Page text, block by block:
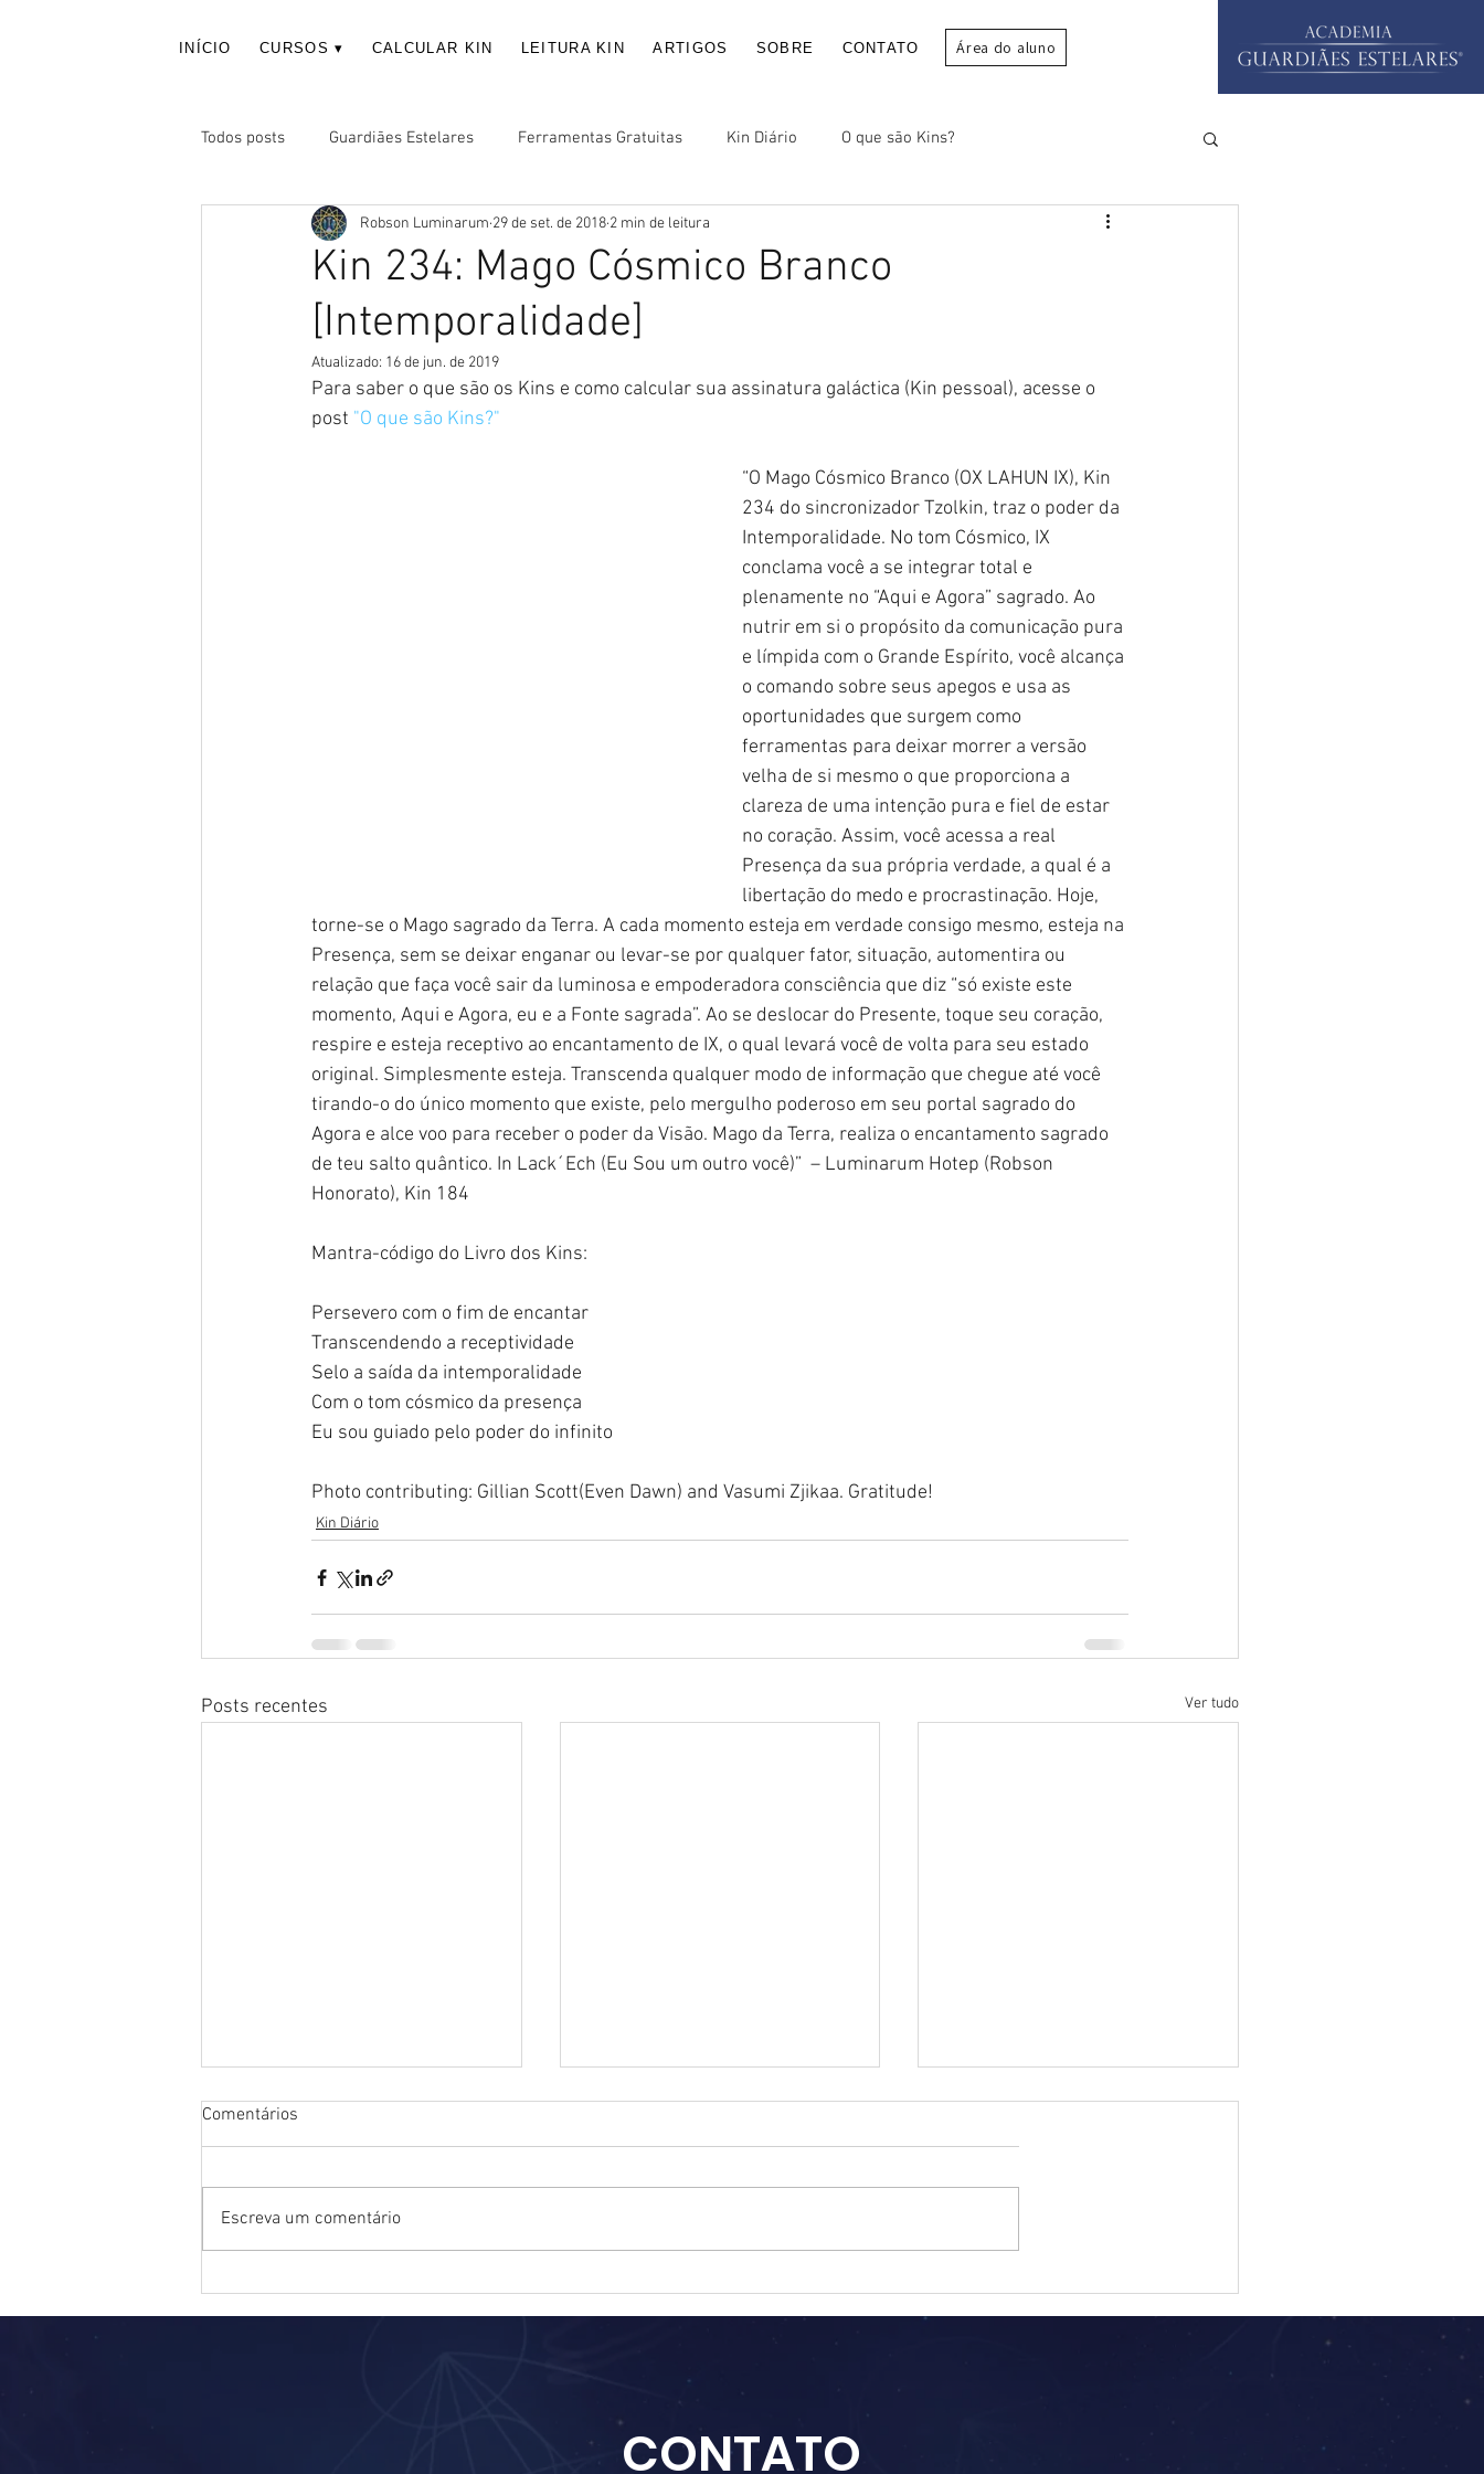
INÍCIO CURSOS ▾ CALCULAR KIN LEITURA KIN ARTIGOS SOBRE CONTATO Área do aluno
Todos posts Guardiães Estelares Ferramentas Gratuitas Kin Diário O que são Kins?
Kin 234: Mago Cósmico Branco
[Intemporalidade]
Robson Luminarum 29 de set. de 2018 2 min de leitura
Atualizado: 16 de jun. de 2019
Para saber o que são os Kins e como calcular sua assinatura galáctica (Kin pessoal), acesse o
post "O que são Kins?"
“O Mago Cósmico Branco (OX LAHUN IX), Kin
234 do sincronizador Tzolkin, traz o poder da
Intemporalidade. No tom Cósmico, IX
conclama você a se integrar total e
plenamente no “Aqui e Agora” sagrado. Ao
nutrir em si o propósito da comunicação pura
e límpida com o Grande Espírito, você alcança
o comando sobre seus apegos e usa as
oportunidades que surgem como
ferramentas para deixar morrer a versão
velha de si mesmo o que proporciona a
clareza de uma intenção pura e fiel de estar
no coração. Assim, você acessa a real
Presença da sua própria verdade, a qual é a
libertação do medo e procrastinação. Hoje,
torne-se o Mago sagrado da Terra. A cada momento esteja em verdade consigo mesmo, esteja na
Presença, sem se deixar enganar ou levar-se por qualquer fator, situação, automentira ou
relação que faça você sair da luminosa e empoderadora consciência que diz “só existe este
momento, Aqui e Agora, eu e a Fonte sagrada”. Ao se deslocar do Presente, toque seu coração,
respire e esteja receptivo ao encantamento de IX, o qual levará você de volta para seu estado
original. Simplesmente esteja. Transcenda qualquer modo de informação que chegue até você
tirando-o do único momento que existe, pelo mergulho poderoso em seu portal sagrado do
Agora e alce voo para receber o poder da Visão. Mago da Terra, realiza o encantamento sagrado
de teu salto quântico. In Lack´Ech (Eu Sou um outro você)”  – Luminarum Hotep (Robson
Honorato), Kin 184
Mantra-código do Livro dos Kins:
Persevero com o fim de encantar
Transcendendo a receptividade
Selo a saída da intemporalidade
Com o tom cósmico da presença
Eu sou guiado pelo poder do infinito
Photo contributing: Gillian Scott(Even Dawn) and Vasumi Zjikaa. Gratitude!
Kin Diário
Posts recentes Ver tudo
Comentários
Escreva um comentário
CONTATO